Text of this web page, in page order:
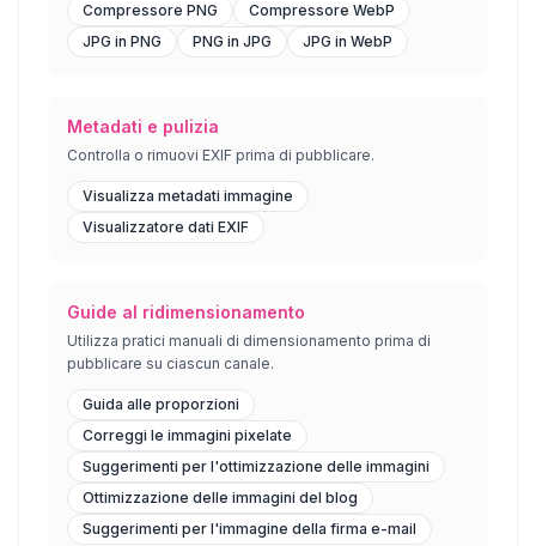
Compressore PNG
Compressore WebP
JPG in PNG
PNG in JPG JPG in WebP
Metadati e pulizia
Controlla o rimuovi EXIF ​​prima di pubblicare.
Visualizza metadati immagine
Visualizzatore dati EXIF
Guide al ridimensionamento
Utilizza pratici manuali di dimensionamento prima di
pubblicare su ciascun canale.
Guida alle proporzioni
Correggi le immagini pixelate
Suggerimenti per l'ottimizzazione delle immagini
Ottimizzazione delle immagini del blog
Suggerimenti per l'immagine della firma e-mail